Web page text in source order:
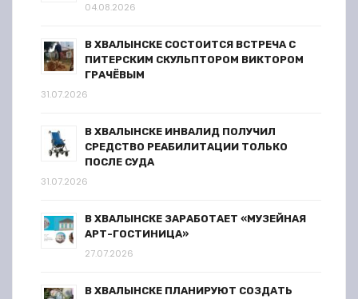
04.08.2026
В ХВАЛЫНСКЕ СОСТОИТСЯ ВСТРЕЧА С
ПИТЕРСКИМ СКУЛЬПТОРОМ ВИКТОРОМ
ГРАЧЁВЫМ
31.07.2026
В ХВАЛЫНСКЕ ИНВАЛИД ПОЛУЧИЛ
СРЕДСТВО РЕАБИЛИТАЦИИ ТОЛЬКО
ПОСЛЕ СУДА
31.07.2026
В ХВАЛЫНСКЕ ЗАРАБОТАЕТ «МУЗЕЙНАЯ
АРТ-ГОСТИНИЦА»
27.07.2026
В ХВАЛЫНСКЕ ПЛАНИРУЮТ СОЗДАТЬ